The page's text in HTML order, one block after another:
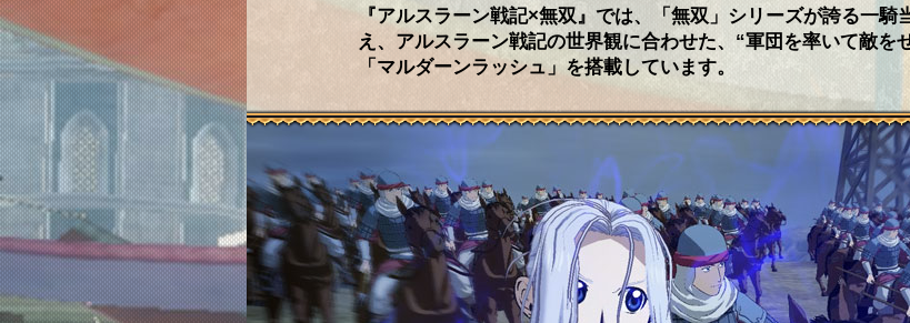
『アルスラーン戦記×無双』では、「無双」シリーズが誇る一騎
え、アルスラーン戦記の世界観に合わせた、“軍団を率いて敵を
「マルダーンラッシュ」を搭載しています。